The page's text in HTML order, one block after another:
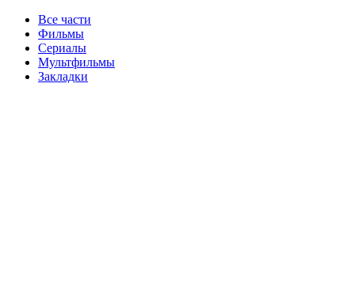
Все части
Фильмы
Сериалы
Мультфильмы
Закладки